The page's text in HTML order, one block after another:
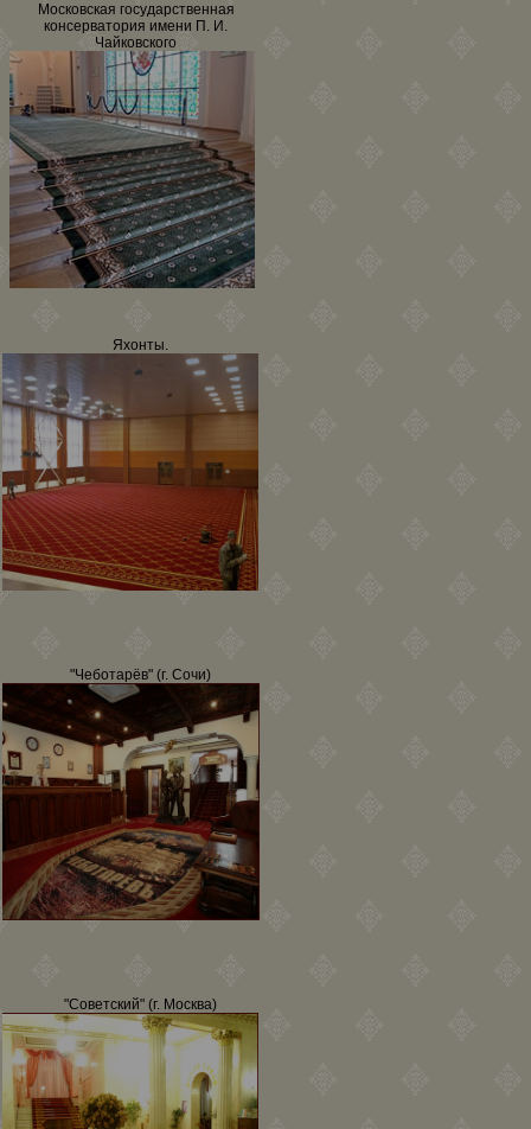
Московская государственная
консерватория имени П. И.
Чайковского
Яхонты.
"Чеботарёв" (г. Сочи)
"Советский" (г. Москва)